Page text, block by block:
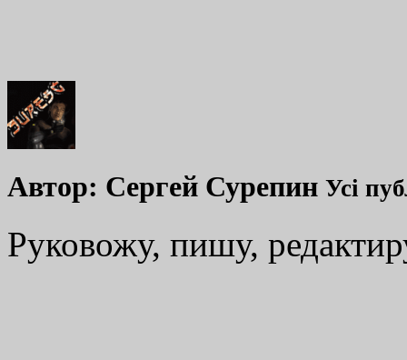
Автор: Сергей Сурепин Усі
Руковожу, пишу,